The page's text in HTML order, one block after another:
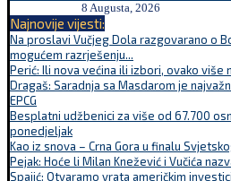
8 Augusta, 2026
Najnovije vijesti:
Na proslavi Vučjeg Dola razgovarano o
mogućem razrješenju...
Perić: Ili nova većina ili izbori, ovako više
Dragaš: Saradnja sa Masdarom je
EPCG
Besplatni udžbenici za više od 67.700
ponedjeljak
Kao iz snova – Crna Gora u finalu
Pejak: Hoće li Milan Knežević i Vučića
Spajić: Otvaramo vrata američkim